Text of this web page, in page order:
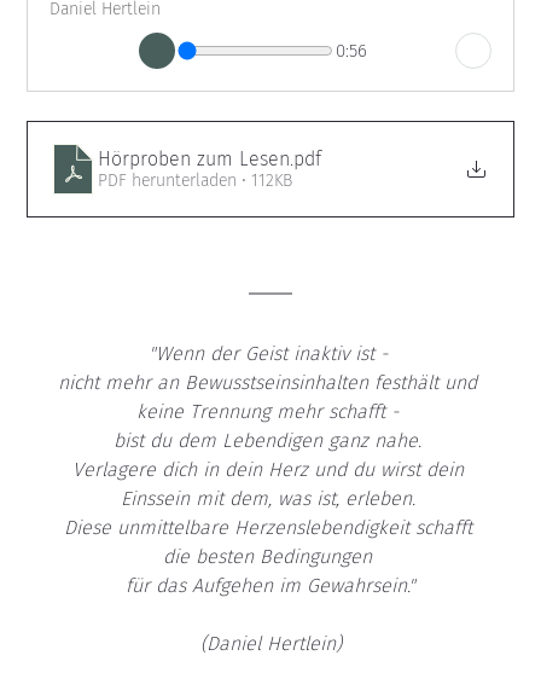
Daniel Hertlein
0:56
Hörproben zum Lesen.pdf
PDF herunterladen • 112KB
"Wenn der Geist inaktiv ist -
nicht mehr an Bewusstseinsinhalten festhält und
keine Trennung mehr schafft -
bist du dem Lebendigen ganz nahe.
Verlagere dich in dein Herz und du wirst dein
Einssein mit dem, was ist, erleben.
Diese unmittelbare Herzenslebendigkeit schafft
die besten Bedingungen
für das Aufgehen im Gewahrsein."
(Daniel Hertlein)